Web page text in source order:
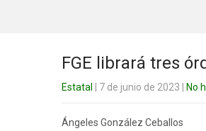
FGE librará tres
Estatal | 7 de junio de 2023 No
Ángeles González Ceballos